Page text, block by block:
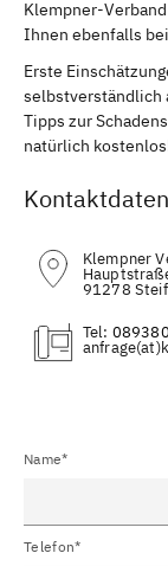
Klempner-
Ihnen ebenfalls
Erste
selbstverständlich
Tipps zur
natürlich
Klempner
91278
Tel:
(at)
Name*
Telefon*